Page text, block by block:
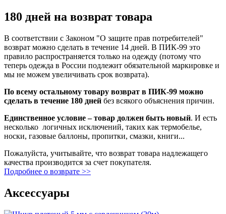
180 дней на возврат товара
В соответствии с Законом "О защите прав потребителей"
возврат можно сделать в течение 14 дней. В ПИК-99 это
правило распространяется только на одежду (потому что
теперь одежда в России подлежит обязательной маркировке и
мы не можем увеличивать срок возврата).
По всему остальному товару возврат в ПИК-99 можно
сделать в течение 180 дней без всякого объяснения причин.
Единственное условие – товар должен быть новый. И есть
несколько логичных исключений, таких как термобелье,
носки, газовые баллоны, пропитки, смазки, книги...
Пожалуйста, учитывайте, что возврат товара надлежащего
качества производится за счет покупателя.
Подробнее о возврате >>
Аксессуары